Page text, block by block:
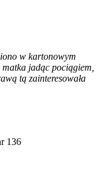
w kartonowym
jadąc pociągiem,
tą zainteresowała
136